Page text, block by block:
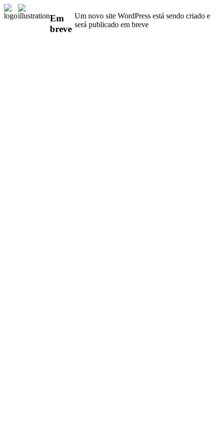
Em
breve
Um novo site WordPress está sendo criado e
será publicado em breve